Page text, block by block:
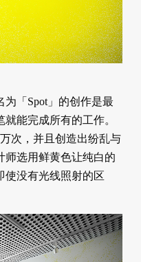
「Spot」的创作是最
能完成所有的工作。
次，并且创造出纷乱与
师选用鲜黄色让纯白的
使没有光线照射的区